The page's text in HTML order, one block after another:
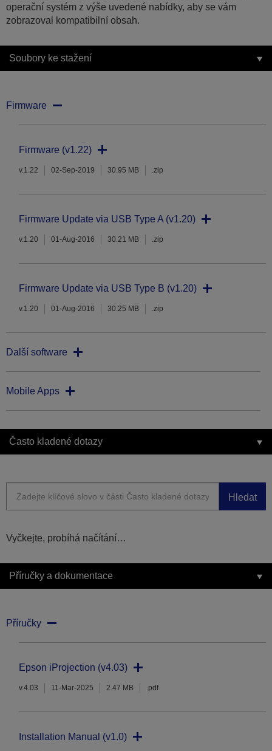
operační systém z výše uvedené nabídky, aby se vám
zobrazoval kompatibilní obsah.
Soubory ke stažení
Firmware
Firmware (v1.22)
v.1.22 02-Sep-2019 30.95 MB .zip
Firmware Update via USB Type A (v1.20)
v.1.20 01-Aug-2016 30.21 MB .zip
Firmware Update via USB Type B (v1.20)
v.1.20 01-Aug-2016 30.25 MB .zip
Další software
Mobile Apps
Často kladené dotazy
Hledat
Vyčkejte, probíhá načítání…
Příručky a dokumentace
Příručky
Epson iProjection (v4.03)
v.4.03 11-Mar-2025 2.47 MB .pdf
Installation Manual (v1.0)